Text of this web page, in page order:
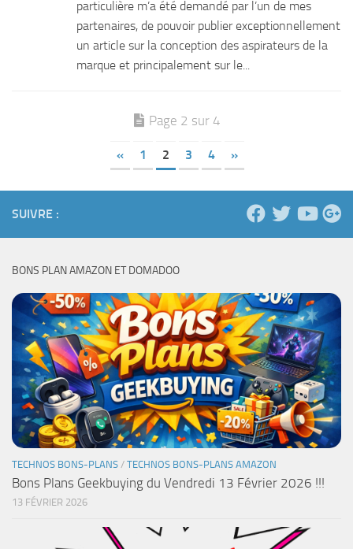
particulière m’a été demandé par l’un de mes
partenaires, de pouvoir publier exceptionnellement
un article sur la conception des aspirateurs de la
marque et principalement sur le...
Page 2 sur 4
« 1 2 3 4 »
SUIVRE :
BONS PLAN AMAZON ET DOMADOO
TECHNOS BONS-PLANS / TECHNOS BONS-PLANS AMAZON
Bons Plans Geekbuying du Vendredi 13 Février 2026 !!!
13 FÉVRIER 2026